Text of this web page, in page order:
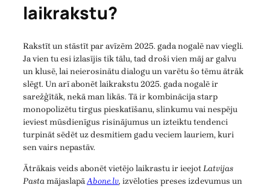
laikrakstu?
Rakstīt un stāstīt par avīzēm 2025. gada nogalē nav viegli.
Ja vien tu esi izlasījis tik tālu, tad droši vien māj ar galvu
un klusē, lai neierosinātu dialogu un varētu šo tēmu ātrāk
slēgt. Un arī abonēt laikrakstu 2025. gada nogalē ir
sarežģītāk, nekā man likās. Tā ir kombinācija starp
monopolizētu tirgus pieskatīšanu, slinkumu vai nespēju
ieviest mūsdienīgus risinājumus un izteiktu tendenci
turpināt sēdēt uz desmitiem gadu veciem lauriem, kuri
sen vairs nepastāv.
Ātrākais veids abonēt vietējo laikrastu ir ieejotLatvijas
PastamājaslapāAbone.lv, izvēloties preses izdevumus un